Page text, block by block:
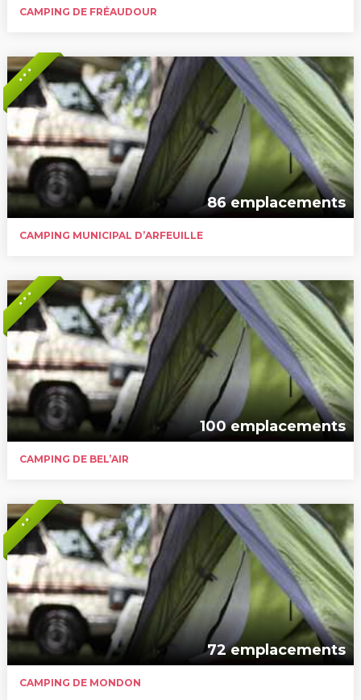
CAMPING DE FRÉAUDOUR
* * *
86 emplacements
CAMPING MUNICIPAL D’ARFEUILLE
* * *
100 emplacements
CAMPING DE BEL’AIR
* *
72 emplacements
CAMPING DE MONDON